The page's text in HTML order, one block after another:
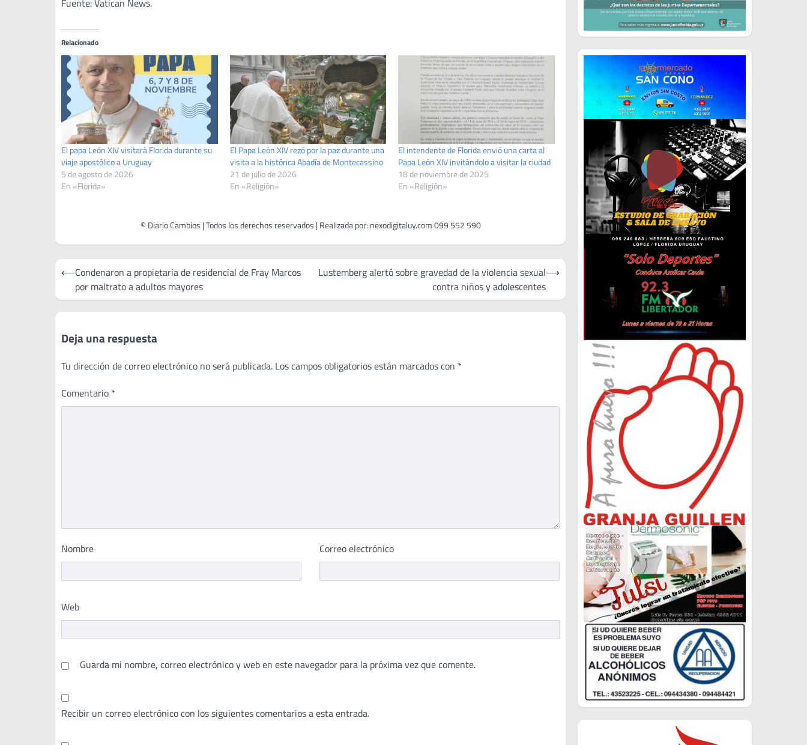
Relacionado
El papa León XIV visitará Florida durante su
viaje apostólico a Uruguay
5 de agosto de 2026
En «Florida»
El Papa León XIV rezó por la paz durante una
visita a la histórica Abadía de Montecassino
21 de julio de 2026
En «Religión»
El intendente de Florida envió una carta al
Papa León XIV invitándolo a visitar la ciudad
18 de noviembre de 2025
En «Religión»
Navegación
entradas
⟵Condenaron a propietaria de residencial de Fray Marcos
por maltrato a adultos mayores
Lustemberg alertó sobre gravedad de la violencia sexual
contra niños y adolescentes
⟶
Deja una respuesta
Tu dirección de correo electrónico no será publicada. Los campos obligatorios están marcados con *
Comentario *
Nombre Correo electrónico
Web
Guarda mi nombre, correo electrónico y web en este navegador para la próxima vez que comente.
Recibir un correo electrónico con los siguientes comentarios a esta entrada.